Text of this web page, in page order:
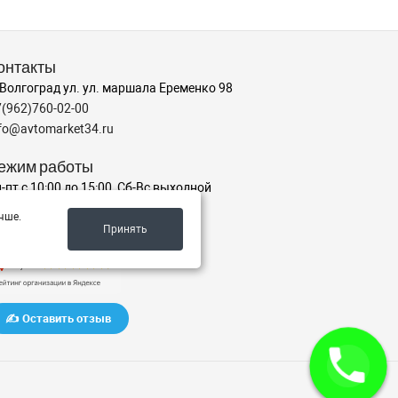
ул. ул. маршала Еременко 98
02-00
работы
пт с 10:00 до 15:00, Сб-Вс выходной
рейтинг на Яндексе
✍️ Оставить отзыв
Принять